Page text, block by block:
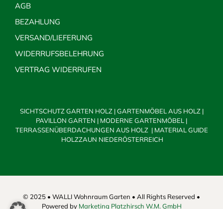
AGB
BEZAHLUNG
VERSAND/LIEFERUNG
WIDERRUFSBELEHRUNG
VERTRAG WIDERRUFEN
SICHTSCHUTZ GARTEN HOLZ | GARTENMÖBEL AUS HOLZ |
PAVILLON GARTEN | MODERNE GARTENMÖBEL |
TERRASSENÜBERDACHUNGEN AUS HOLZ |MATERIAL GUIDE
HOLZZAUN NIEDERÖSTERREICH
© 2025 • WALLI Wohnraum Garten • All Rights Reserved •
Powered by Marketing Platzhirsch W.M. GmbH